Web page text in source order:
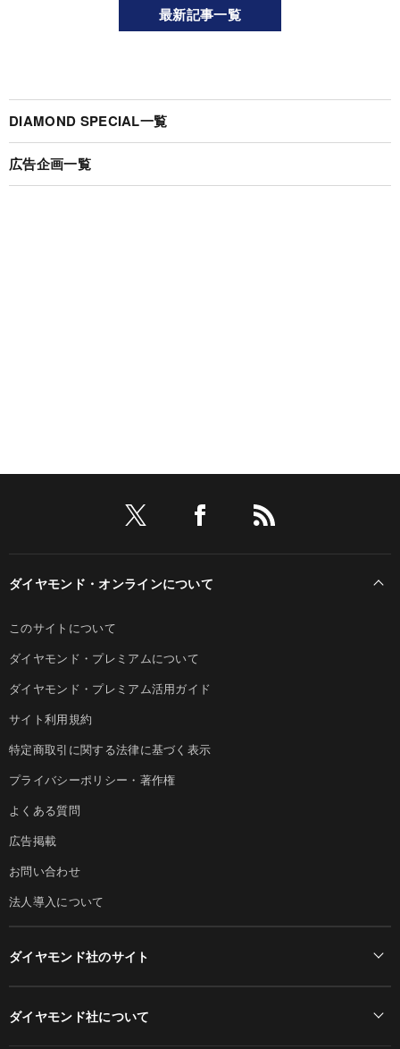
最新記事一覧
DIAMOND SPECIAL一覧
広告企画一覧
ダイヤモンド・オンラインについて
このサイトについて
ダイヤモンド・プレミアムについて
ダイヤモンド・プレミアム活用ガイド
サイト利用規約
特定商取引に関する法律に基づく表示
プライバシーポリシー・著作権
よくある質問
広告掲載
お問い合わせ
法人導入について
ダイヤモンド社のサイト
ダイヤモンド社について